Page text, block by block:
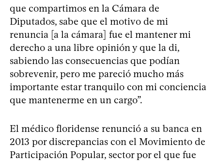
que compartimos en la Cámara de
Diputados, sabe que el motivo de mi
renuncia [a la cámara] fue el mantener mi
derecho a una libre opinión y que la di,
sabiendo las consecuencias que podían
sobrevenir, pero me pareció mucho más
importante estar tranquilo con mi conciencia
que mantenerme en un cargo”.
El médico floridense renunció a su banca en
2013 por discrepancias con el Movimiento de
Participación Popular, sector por el que fue